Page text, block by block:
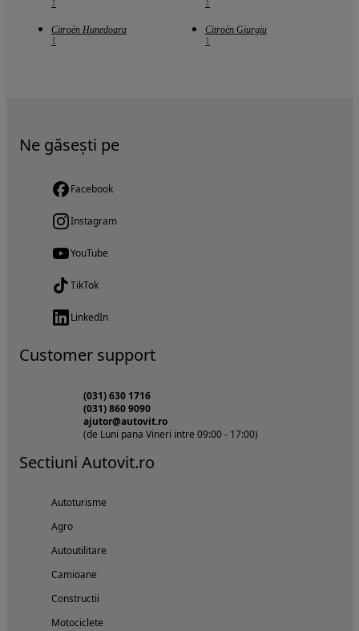
1
1
Citroën Hunedoara
1
Citroën Giurgiu
1
Ne găsești pe
Facebook
Instagram
YouTube
TikTok
LinkedIn
Customer support
(031) 630 1716
(031) 860 9090
ajutor@autovit.ro
(de Luni pana Vineri intre 09:00 - 17:00)
Sectiuni Autovit.ro
Autoturisme
Agro
Autoutilitare
Camioane
Constructii
Motociclete